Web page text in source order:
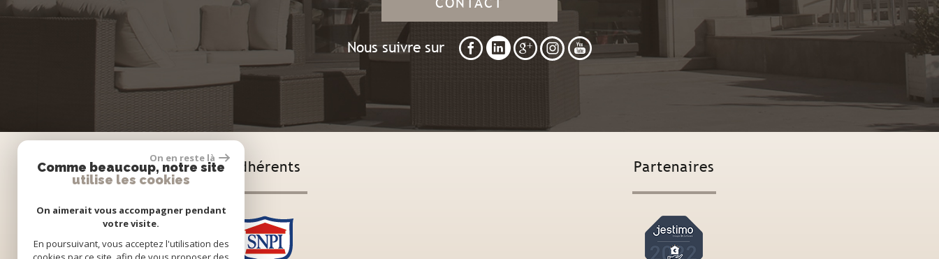
Nous suivre sur
Adhérents Partenaires
On en reste là
Comme beaucoup, notre site
utilise les cookies
On aimerait vous accompagner pendant
votre visite.
En poursuivant, vous acceptez l'utilisation des